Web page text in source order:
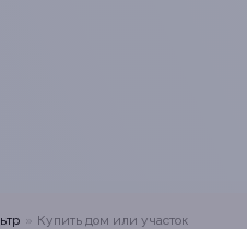
Купить дом или участок